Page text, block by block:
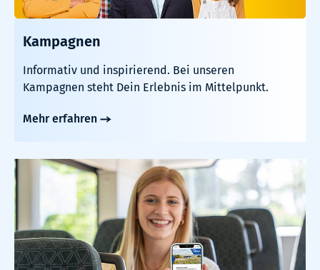
Kampagnen
Informativ und inspirierend. Bei unseren
Kampagnen steht Dein Erlebnis im Mittelpunkt.
Mehr erfahren